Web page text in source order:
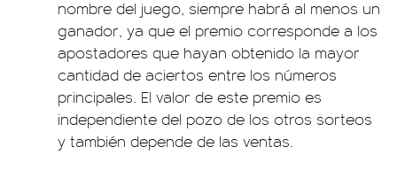
nombre del juego, siempre habrá al menos un
ganador, ya que el premio corresponde a los
apostadores que hayan obtenido la mayor
cantidad de aciertos entre los números
principales. El valor de este premio es
independiente del pozo de los otros sorteos
y también depende de las ventas.